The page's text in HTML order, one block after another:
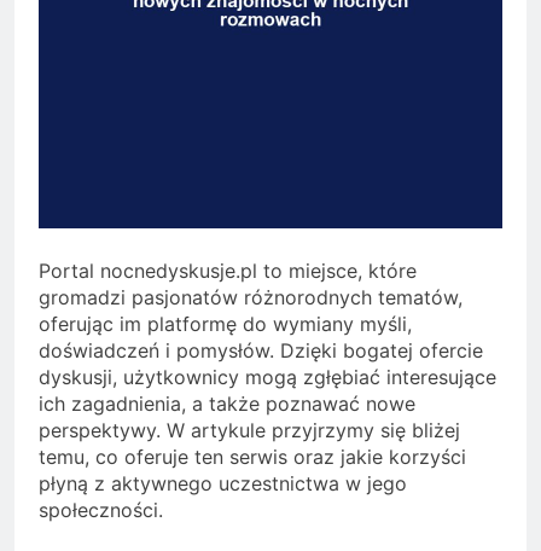
Portal nocnedyskusje.pl to miejsce, które
gromadzi pasjonatów różnorodnych tematów,
oferując im platformę do wymiany myśli,
doświadczeń i pomysłów. Dzięki bogatej ofercie
dyskusji, użytkownicy mogą zgłębiać interesujące
ich zagadnienia, a także poznawać nowe
perspektywy. W artykule przyjrzymy się bliżej
temu, co oferuje ten serwis oraz jakie korzyści
płyną z aktywnego uczestnictwa w jego
społeczności.